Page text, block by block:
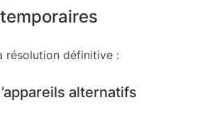
résolution définitive :
alternatifs